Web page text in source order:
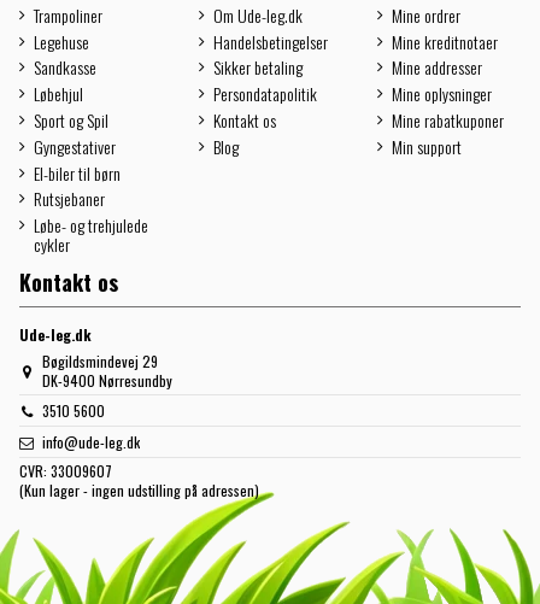
Trampoliner
Legehuse
Sandkasse
Løbehjul
Sport og Spil
Gyngestativer
El-biler til børn
Rutsjebaner
Løbe- og trehjulede
cykler
Om Ude-leg.dk
Handelsbetingelser
Sikker betaling
Persondatapolitik
Kontakt os
Blog
Mine ordrer
Mine kreditnotaer
Mine addresser
Mine oplysninger
Mine rabatkuponer
Min support
Kontakt os
Ude-leg.dk
Bøgildsmindevej 29
DK-9400 Nørresundby
3510 5600
info@ude-leg.dk
CVR: 33009607
(Kun lager - ingen udstilling på adressen)